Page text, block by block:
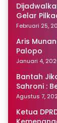
Gelar
Februari 25,
Aris
Palopo
Januari 4,
Bantah
Sahroni :
Agustus 7,
Ketua